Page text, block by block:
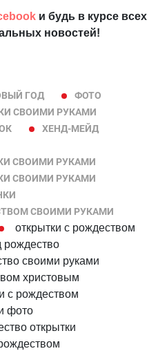
и будь в курсе всех
новостей!
ГОД
ФОТО
СВОИМИ РУКАМИ
ХЕНД-МЕЙД
СВОИМИ РУКАМИ
СВОИМИ РУКАМИ
СВОИМИ РУКАМИ
открытки с рождеством
рождество
своими руками
христовым
с рождеством
фото
открытки